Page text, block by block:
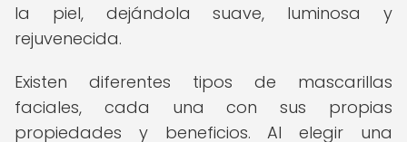
la piel, dejándola suave, luminosa y
rejuvenecida.
Existen diferentes tipos de mascarillas
faciales, cada una con sus propias
propiedades y beneficios. Al elegir una